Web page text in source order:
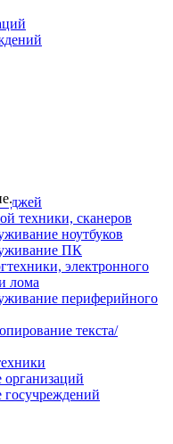
техники, сканеров
ноутбуков
ПК
электронного
лома
периферийного
текста/